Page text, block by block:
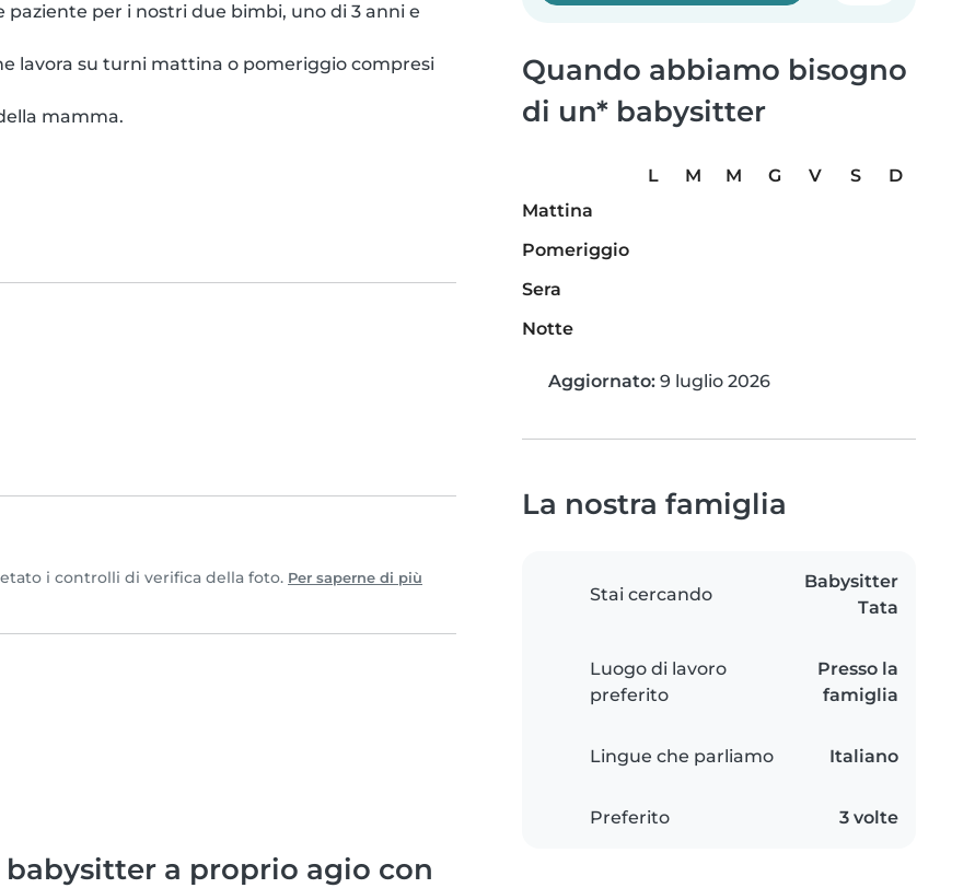
per i nostri due bimbi, uno di 3 anni e
lavora su turni mattina o pomeriggio compresi
mamma.
i controlli di verifica della foto. Per saperne di più
Quando abbiamo bisogno
di un* babysitter
L M M G V S
D
Mattina
Pomeriggio
Sera
Notte
Aggiornato: 9 luglio 2026
La nostra famiglia
Stai cercando
Babysitter
Tata
Luogo di lavoro
preferito
Presso la
famiglia
Lingue che parliamo Italiano
Preferito 3 volte
a proprio agio con